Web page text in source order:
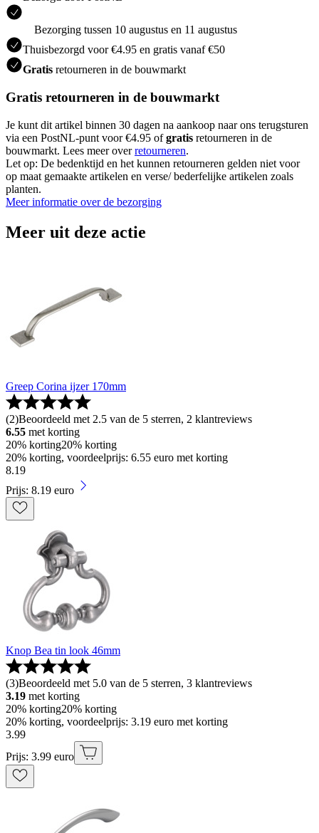
Bezorging tussen 10 augustus en 11 augustus
Thuisbezorgd voor €4.95 en gratis vanaf €50
Gratis retourneren in de bouwmarkt
Gratis retourneren in de bouwmarkt
Je kunt dit artikel binnen 30 dagen na aankoop naar ons terugsturen
via een PostNL-punt voor €4.95 ofgratis retourneren in de
bouwmarkt. Lees meer overretourneren.
Let op: De bedenktijd en het kunnen retourneren gelden niet voor
op maat gemaakte artikelen en verse/ bederfelijke artikelen zoals
planten.
Meer informatie over de bezorging
Meer uit deze actie
Greep Corina ijzer 170mm
(2)Beoordeeld met 2.5 van de 5 sterren, 2 klantreviews
6.55 met korting
20% korting20% korting
20% korting, voordeelprijs: 6.55 euro met korting
8.19
Prijs: 8.19 euro
Knop Bea tin look 46mm
(3)Beoordeeld met 5.0 van de 5 sterren, 3 klantreviews
3.19 met korting
20% korting20% korting
20% korting, voordeelprijs: 3.19 euro met korting
3.99
Prijs: 3.99 euro